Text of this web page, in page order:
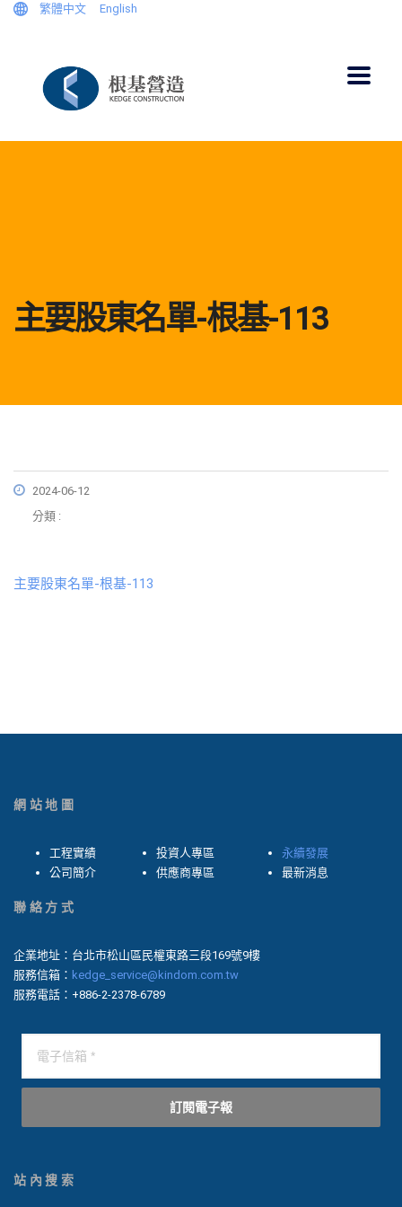
繁體中文 English
主要股東名單-根基-113
2024-06-12
分類 :
主要股東名單-根基-113
網站地圖
工程實績
公司簡介
投資人專區
供應商專區
永續發展
最新消息
聯絡方式
企業地址：台北市松山區民權東路三段169號9樓
服務信箱： kedge_service@kindom.com.tw
服務電話：+886-2-2378-6789
訂閱電子報
站內搜索